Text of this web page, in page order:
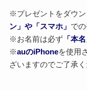
※プレゼントをダウ
ン」や「スマホ」 で
※お名前は必ず「本
※auのiPhoneを使用
ざいますのでご了承く